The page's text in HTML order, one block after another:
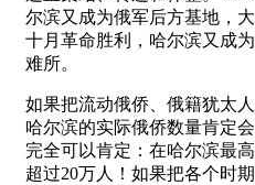
尔滨又成为俄军后方基地，
十月革命胜利，哈尔滨又成
难所。
如果把流动俄侨、俄籍犹太
哈尔滨的实际俄侨数量肯定
完全可以肯定：在哈尔滨最
超过20万人！如果把各个时